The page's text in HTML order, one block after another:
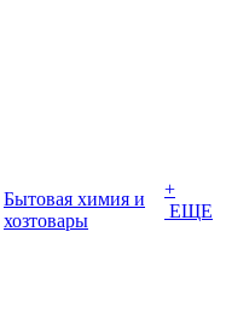
Бытовая химия и
хозтовары
+
ЕЩЕ